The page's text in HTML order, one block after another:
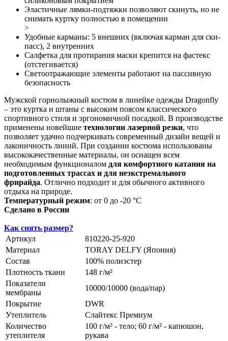
Эластичные лямки-подтяжки позволяют скинуть, но не
снимать куртку полностью в помещении
>
Удобные карманы: 5 внешних (включая карман для ски-
пасс), 2 внутренних
Салфетка для протирания маски крепится на фастекс
(отстегивается)
Светоотражающие элементы работают на пассивную
безопасность
Мужской горнолыжный костюм в линейке одежды Dragonfly
– это куртка и штаны с высоким поясом классического
спортивного стиля и эргономичной посадкой. В производстве
применены новейшие технологии лазерной резки, что
позволяет удачно подчеркивать современный дизайн вещей и
лаконичность линий. При создании костюма использованы
высококачественные материалы, он оснащен всем
необходимым функционалом для комфортного катания на
подготовленных трассах и для неэкстремального
фрирайда. Отлично подходит и для обычного активного
отдыха на природе.
Температурный режим: от 0 до -20 °С
Сделано в России
Как снять размер?
Артикул
810220-25-920
Материал
TORAY DELFY (Япония)
Состав
100% полиэстер
Плотность ткани
148 г/м²
Показатели
мембраны
10000/10000 (вода/пар)
Покрытие
DWR
Утеплитель
Слайтекс Премиум
Количество
утеплителя
100 г/м² - тело; 60 г/м² - капюшон,
рукава